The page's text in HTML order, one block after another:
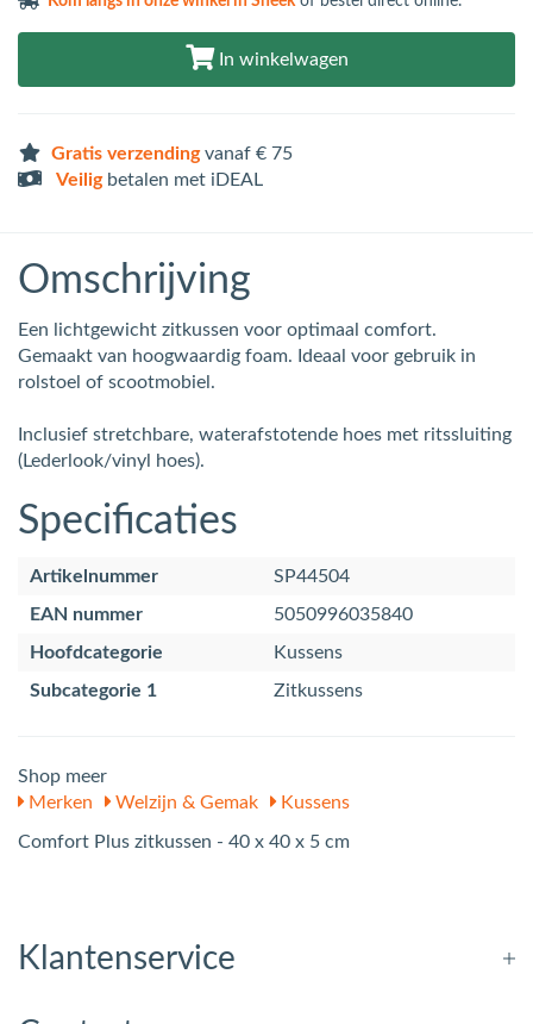
In winkelwagen
Gratis verzendingvanaf € 75
Veiligbetalen met iDEAL
Omschrijving
Een lichtgewicht zitkussen voor optimaal comfort.
Gemaakt van hoogwaardig foam. Ideaal voor gebruik in
rolstoel of scootmobiel.
Inclusief stretchbare, waterafstotende hoes met ritssluiting
(Lederlook/vinyl hoes).
Specificaties
Artikelnummer
SP44504
EAN nummer
5050996035840
Hoofdcategorie
Kussens
Subcategorie 1
Zitkussens
Shop meer
Merken
Welzijn & Gemak Kussens
Comfort Plus zitkussen - 40 x 40 x 5 cm
Klantenservice